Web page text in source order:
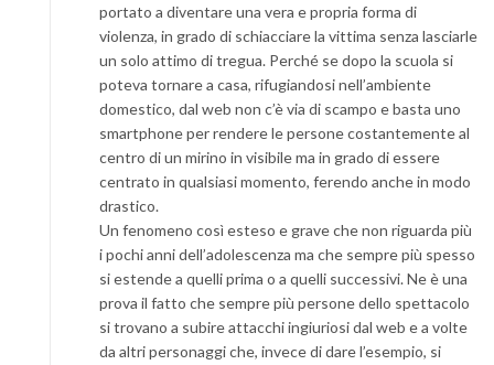
portato a diventare una vera e propria forma di
violenza, in grado di schiacciare la vittima senza lasciarle
un solo attimo di tregua. Perché se dopo la scuola si
poteva tornare a casa, rifugiandosi nell’ambiente
domestico, dal web non c’è via di scampo e basta uno
smartphone per rendere le persone costantemente al
centro di un mirino in visibile ma in grado di essere
centrato in qualsiasi momento, ferendo anche in modo
drastico.
Un fenomeno così esteso e grave che non riguarda più
i pochi anni dell’adolescenza ma che sempre più spesso
si estende a quelli prima o a quelli successivi. Ne è una
prova il fatto che sempre più persone dello spettacolo
si trovano a subire attacchi ingiuriosi dal web e a volte
da altri personaggi che, invece di dare l’esempio, si